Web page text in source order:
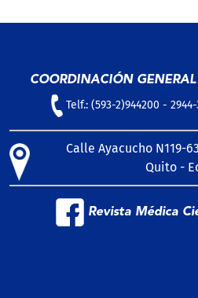
COORDINACIÓN
Telf.: (593-2)944200 -
Calle Ayacucho N119-
Quito -
Revista Médica